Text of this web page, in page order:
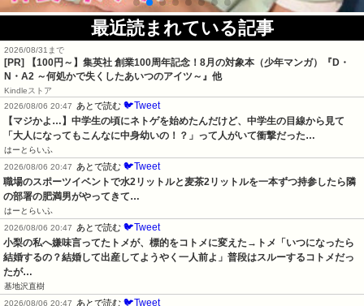
最近読まれている記事
2026/08/31まで
[PR]
【100円～】集英社 創業100周年記念！8月の対象本（少年マンガ）『D・
N・A2 ～何処かで失くしたあいつのアイツ～』他
Kindleストア
2026/08/06 20:47
あとで読む 🐦Tweet
【マジかよ…】中学生の頃にネトゲを始めたんだけど、中学生の目線から見て
「大人になってもこんなに中身幼いの！？」って人がいて衝撃だった…
はーとらいふ
2026/08/06 20:47
あとで読む 🐦Tweet
職場のスポーツイベントで水2リットルと麦茶2リットルを一本ずつ持参したら隣
の部署の肥満男がやってきて…
はーとらいふ
2026/08/06 20:47
あとで読む 🐦Tweet
小梨の私へ嫌味言ってたトメが、標的をコトメに変えた→トメ「いつになったら
結婚するの？結婚して出産してようやく一人前よ」普段はスルーするコトメだっ
たが…
基地沢直樹
2026/08/06 20:47
あとで読む 🐦Tweet